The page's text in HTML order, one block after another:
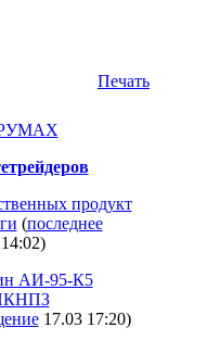
Печать
продукт
(последнее
)
АИ-95-К5
17.03 17:20)